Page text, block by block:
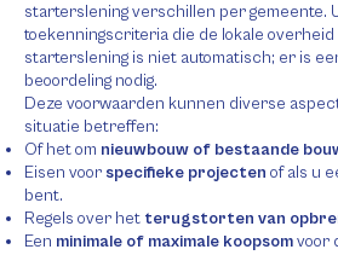
starterslening verschillen per gemeente.
toekenningscriteria die de lokale
starterslening is niet automatisch; er is
beoordeling nodig.
Deze voorwaarden kunnen diverse
situatie betreffen:
Of het om nieuwbouw of bestaande
Eisen voor specifieke projecten of als u
bent.
Regels over het terugstorten van
Een minimale of maximale koopsomvoor